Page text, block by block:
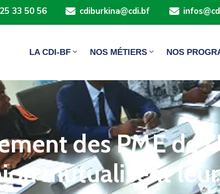
33 50 56 cdiburkina@cdi.bf
LA CDI-BF NOS MÉTIERS NOS
des PME de
mutualisent